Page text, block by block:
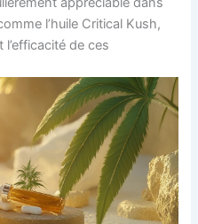
l’huile Critical Kush,
de ces